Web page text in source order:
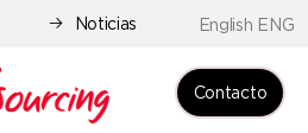
Noticias English ENG
Contacto